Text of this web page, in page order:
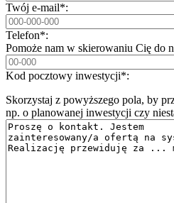
Twój e-mail*:
Telefon*:
Pomoże nam w skierowaniu Cię do
Kod pocztowy inwestycji*:
Skorzystaj z powyższego pola, by
np. o planowanej inwestycji czy